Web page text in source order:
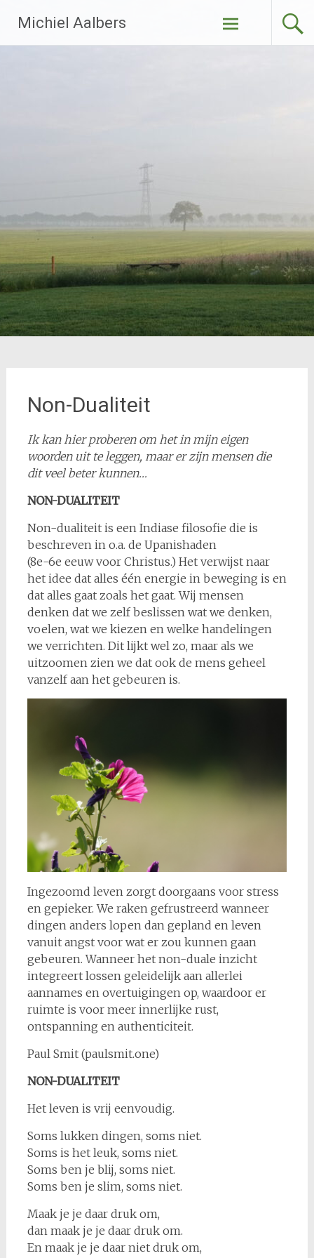
naar
de
Michiel Aalbers
Non-Dualiteit
Ik kan hier proberen om het in mijn eigen
woorden uit te leggen, maar er zijn mensen die
dit veel beter kunnen…
NON-DUALITEIT
Non-dualiteit is een Indiase filosofie die is
beschreven in o.a. de Upanishaden
(8e-6e eeuw voor Christus.) Het verwijst naar
het idee dat alles één energie in beweging is en
dat alles gaat zoals het gaat. Wij mensen
denken dat we zelf beslissen wat we denken,
voelen, wat we kiezen en welke handelingen
we verrichten. Dit lijkt wel zo, maar als we
uitzoomen zien we dat ook de mens geheel
vanzelf aan het gebeuren is.
Ingezoomd leven zorgt doorgaans voor stress
en gepieker. We raken gefrustreerd wanneer
dingen anders lopen dan gepland en leven
vanuit angst voor wat er zou kunnen gaan
gebeuren. Wanneer het non-duale inzicht
integreert lossen geleidelijk aan allerlei
aannames en overtuigingen op, waardoor er
ruimte is voor meer innerlijke rust,
ontspanning en authenticiteit.
Paul Smit (paulsmit.one)
NON-DUALITEIT
Het leven is vrij eenvoudig.
Soms lukken dingen, soms niet.
Soms is het leuk, soms niet.
Soms ben je blij, soms niet.
Soms ben je slim, soms niet.
Maak je je daar druk om,
dan maak je je daar druk om.
En maak je je daar niet druk om,